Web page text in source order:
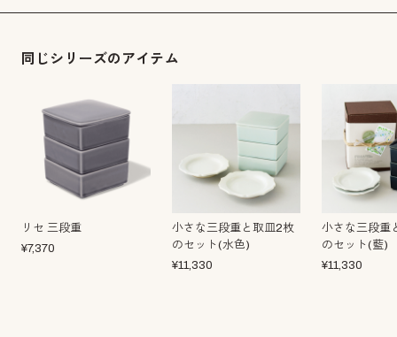
同じシリーズのアイテム
リセ 三段重
¥7,370
小さな三段重と取皿2枚
のセット(水色)
¥11,330
小さな三段重
のセット(藍)
¥11,330